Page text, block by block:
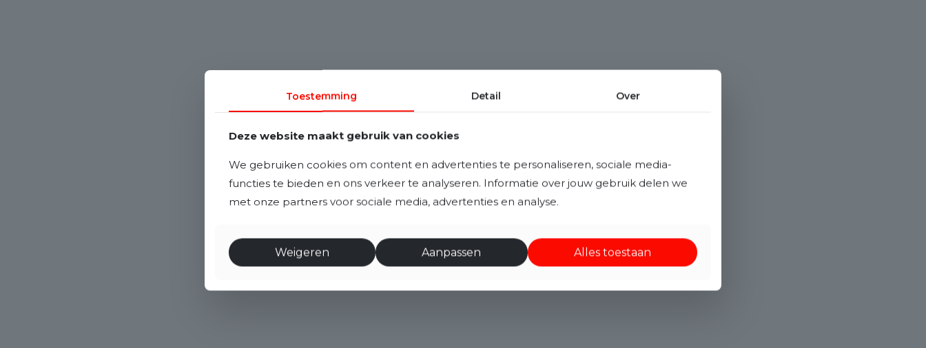
Toestemming Detail Over
Deze website maakt gebruik van cookies
We gebruiken cookies om content en advertenties te personaliseren, sociale media-
functies te bieden en ons verkeer te analyseren. Informatie over jouw gebruik delen we
met onze partners voor sociale media, advertenties en analyse.
Weigeren Aanpassen Alles toestaan